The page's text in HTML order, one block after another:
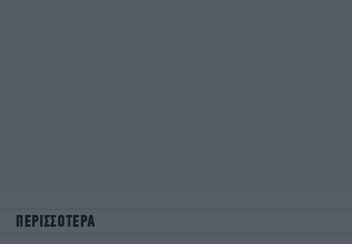
ΠΕΡΙΣΣΟΤΕΡΑ